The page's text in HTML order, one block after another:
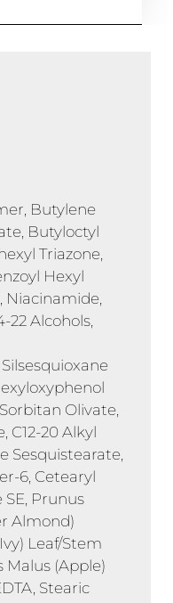
Butylene
Butyloctyl
Triazone,
Hexyl
Niacinamide,
22 Alcohols,
Olivate,
C12-20 Alkyl
Sesquistearate,
6, Cetearyl
SE, Prunus
Almond)
Leaf/Stem
Malus (Apple)
Stearic